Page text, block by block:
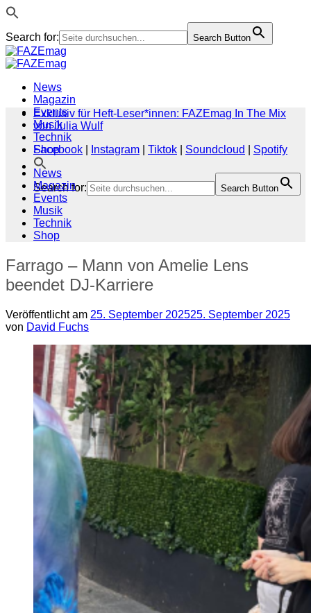
Search for: Search Button
Zum
Inhalt
News
Magazin
Events
Musik
Technik
Shop
Search for: Search Button
Exklusiv für Heft-Leser*innen: FAZEmag In The Mix
von Julia Wulf
Facebook
Instagram Tiktok Soundcloud
Spotify
News
Magazin
Events
Musik
Technik
Shop
Farrago – Mann von Amelie Lens
beendet DJ-Karriere
Veröffentlicht am 25. September 202525. September 2025
von David Fuchs